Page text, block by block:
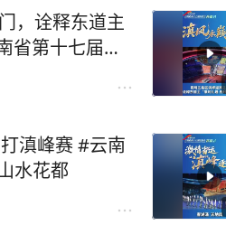
#湖滨春城山水花都